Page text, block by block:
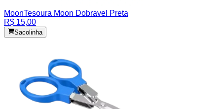
MoonTesoura Moon Dobravel Preta
R$ 15,00
Sacolinha